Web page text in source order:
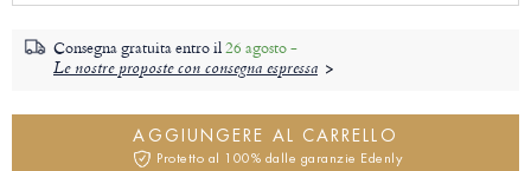
Consegna gratuita entro il26 agosto -
Le nostre proposte con consegna espressa
AGGIUNGERE AL CARRELLO
Protetto al 100% dalle garanzie Edenly